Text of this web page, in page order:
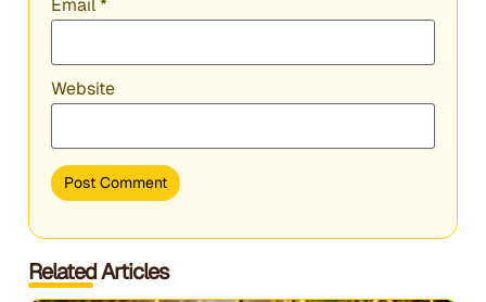
Email*
Website
Related Articles